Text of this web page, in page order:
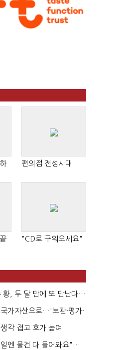
편의점 전성시대
"CD로 구워오세요"
황, 두 달 만에 또 만난다…
...
가자산으로…'보관·평가·
...
각 접고 호가 높여
한 한 채' 20...
엔 물건 다 들어와요"…